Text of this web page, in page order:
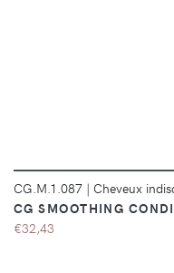
CG.M.1.087 | Cheveux
CG SMOOTHING
€32,43